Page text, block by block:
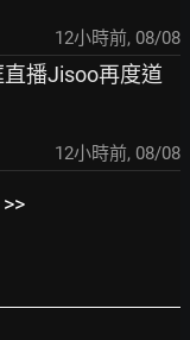
12小時前, 08/08
直播Jisoo再度道
12小時前, 08/08